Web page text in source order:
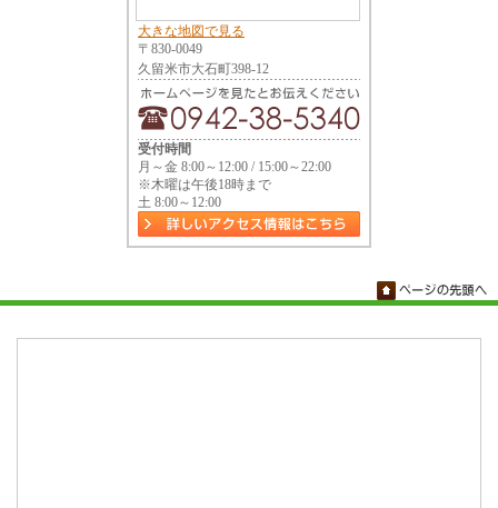
大きな地図で見る
〒830-0049
久留米市大石町398-12
受付時間
月～金 8:00～12:00 / 15:00～22:00
※木曜は午後18時まで
土 8:00～12:00